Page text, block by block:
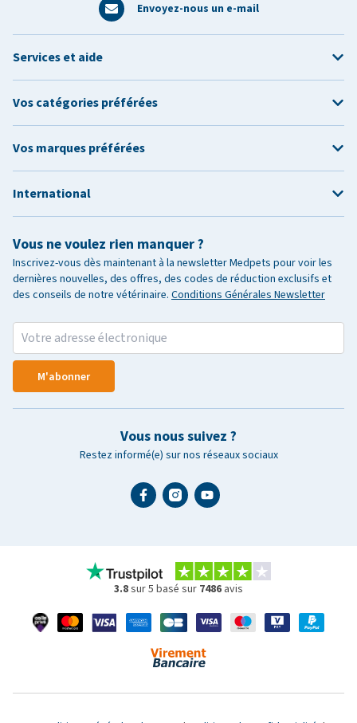
Envoyez-nous un e-mail
Vous ne voulez rien manquer ?
Inscrivez-vous dès maintenant à la newsletter Medpets pour voir les
dernières nouvelles, des offres, des codes de réduction exclusifs et
des conseils de notre vétérinaire. Conditions Générales Newsletter
M'abonner
Vous nous suivez ?
Restez informé(e) sur nos réseaux sociaux
Services et aide
Vos catégories préférées
Vos marques préférées
International
3.8sur 5 basé sur 7486 avis